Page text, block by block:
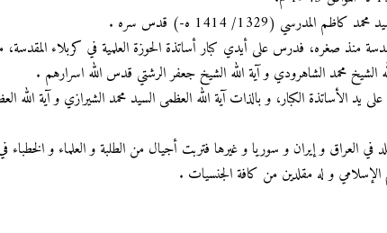
المدرسي (1329/ 1414 ه-) قدس سره .
منذ صغره، فدرس على أيدي كبار أساتذة الحوزة العلمية في كربلاء
الشيخ محمد الشاهرودي و آية الله الشيخ جعفر الرشتي قدس الله اسرارهم .
الأساتذة الكبار، و بالذات آية الله العظمى السيد محمد الشيرازي و آية الله
العراق و إيران و سوريا و غيرها فتربت أجيال من الطلبة و العلماء و الخطباء
و له مقلدين من كافة الجنسيات .